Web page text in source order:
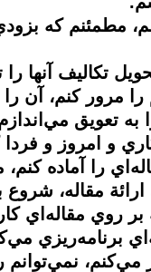
مطمئنم كه